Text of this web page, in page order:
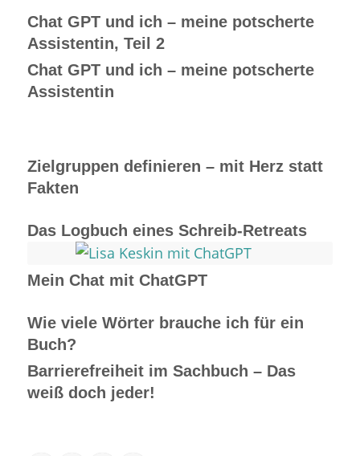
Chat GPT und ich – meine potscherte
Assistentin, Teil 2
Chat GPT und ich – meine potscherte
Assistentin
Zielgruppen definieren – mit Herz statt
Fakten
Das Logbuch eines Schreib-Retreats
Mein Chat mit ChatGPT
Wie viele Wörter brauche ich für ein
Buch?
Barrierefreiheit im Sachbuch – Das
weiß doch jeder!